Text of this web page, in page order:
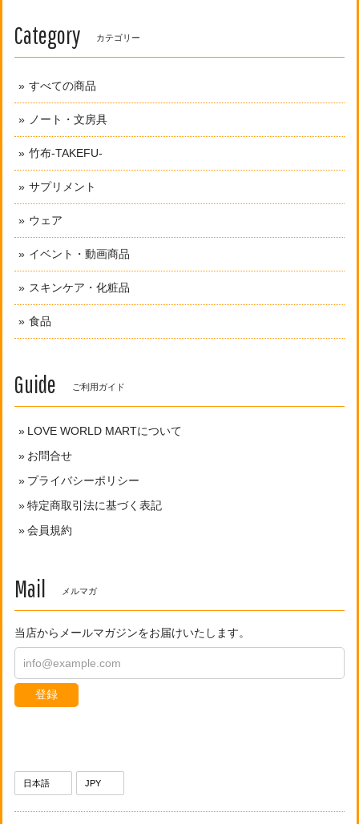
Category カテゴリー
すべての商品
ノート・文房具
竹布-TAKEFU-
サプリメント
ウェア
イベント・動画商品
スキンケア・化粧品
食品
Guide ご利用ガイド
LOVE WORLD MARTについて
お問合せ
プライバシーポリシー
特定商取引法に基づく表記
会員規約
Mail メルマガ
当店からメールマガジンをお届けいたします。
登録